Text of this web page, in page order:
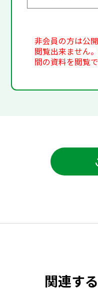
非会員の方は公
閲覧出来ません
間の資料を閲覧で
関連す